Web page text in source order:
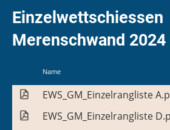
Einzelwettschiessen
Merenschwand 2024
Name
EWS_GM_Einzelrangliste
EWS_GM_Einzelrangliste